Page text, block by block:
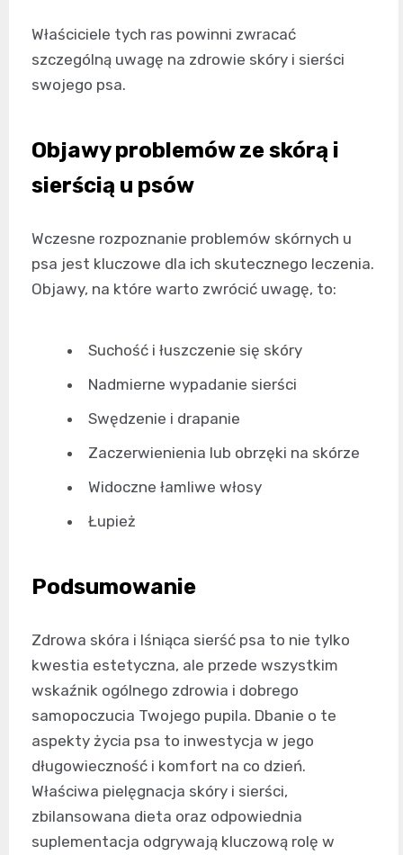
Właściciele tych ras powinni zwracać
szczególną uwagę na zdrowie skóry i sierści
swojego psa.
Objawy problemów ze skórą i
sierścią u psów
Wczesne rozpoznanie problemów skórnych u
psa jest kluczowe dla ich skutecznego leczenia.
Objawy, na które warto zwrócić uwagę, to:
Suchość i łuszczenie się skóry
Nadmierne wypadanie sierści
Swędzenie i drapanie
Zaczerwienienia lub obrzęki na skórze
Widoczne łamliwe włosy
Łupież
Podsumowanie
Zdrowa skóra i lśniąca sierść psa to nie tylko
kwestia estetyczna, ale przede wszystkim
wskaźnik ogólnego zdrowia i dobrego
samopoczucia Twojego pupila. Dbanie o te
aspekty życia psa to inwestycja w jego
długowieczność i komfort na co dzień.
Właściwa pielęgnacja skóry i sierści,
zbilansowana dieta oraz odpowiednia
suplementacja odgrywają kluczową rolę w